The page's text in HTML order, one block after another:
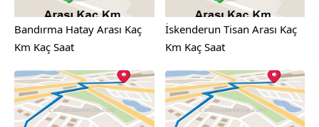
Bandırma Hatay Arası Kaç
Km Kaç Saat
İskenderun Tisan Arası Kaç
Km Kaç Saat